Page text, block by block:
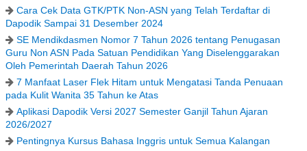
Cara Cek Data GTK/PTK Non-ASN yang Telah Terdaftar di
Dapodik Sampai 31 Desember 2024
SE Mendikdasmen Nomor 7 Tahun 2026 tentang Penugasan
Guru Non ASN Pada Satuan Pendidikan Yang Diselenggarakan
Oleh Pemerintah Daerah Tahun 2026
7 Manfaat Laser Flek Hitam untuk Mengatasi Tanda Penuaan
pada Kulit Wanita 35 Tahun ke Atas
Aplikasi Dapodik Versi 2027 Semester Ganjil Tahun Ajaran
2026/2027
Pentingnya Kursus Bahasa Inggris untuk Semua Kalangan